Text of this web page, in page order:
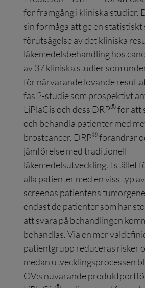
för framgång i kliniska studier.
sin förmåga att ge en
förutsägelse av det kliniska
läkemedelsbehandling hos
av 37 kliniska studier som
för närvarande lovande
fas 2-studie som prospektivt
LiPlaCis och dess DRP®för att
och behandla patienter med
bröstcancer. DRP®förändrar
jämförelse med traditionell
läkemedelsutveckling. I stället
alla patienter med en viss typ
screenas patientens
endast de patienter som har
att svara på behandlingen
behandlas. Via en mer
patientgrupp reduceras risker
medan utvecklingsprocessen
OV:s nuvarande